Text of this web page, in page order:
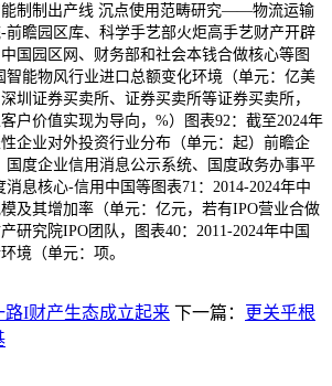
制制出产线 沉点使用范畴研究——物流运输
前瞻园区库、科学手艺部火炬高手艺财产开辟
国园区网、财务部和社会本钱合做核心等图
智能物风行业进口总额变化环境（单元：亿美
圳证券买卖所、证券买卖所等证券买卖所，
户价值实现为导向，%）图表92：截至2024年
企业对外投资行业分布（单元：起）前瞻企
国度企业信用消息公示系统、国度政务办事平
息核心-信用中国等图表71：2014-2024年中
及其增加率（单元：亿元，若有IPO营业合做
研究院IPO团队，图表40：2011-2024年中国
境（单元：项。
路I财产生态成立起来 下一篇：
更关乎根